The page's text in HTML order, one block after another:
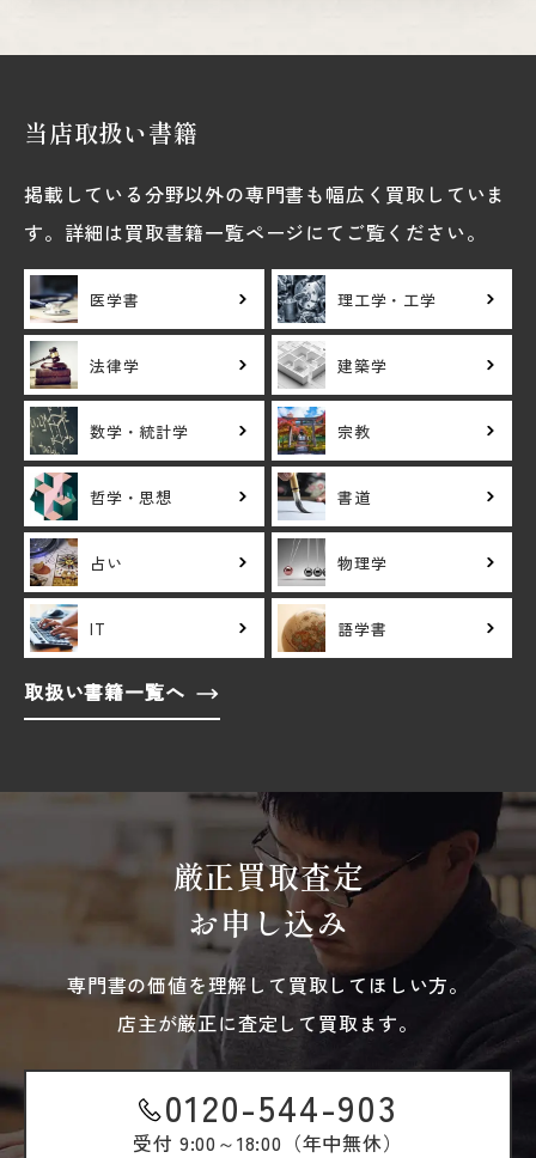
当店取扱い書籍
掲載している分野以外の専門書も幅広く買取していま
す。詳細は買取書籍一覧ページにてご覧ください。
医学書 理工学・工学
法律学 建築学
数学・統計学 宗教
哲学・思想 書道
占い 物理学
IT 語学書
取扱い書籍一覧へ
厳正買取査定
お申し込み
専門書の価値を理解して買取してほしい方。
店主が厳正に査定して買取ます。
0120-544-903
受付 9:00～18:00（年中無休）